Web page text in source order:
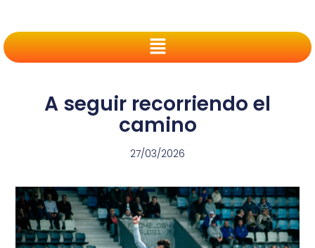
A seguir recorriendo el
camino
27/03/2026